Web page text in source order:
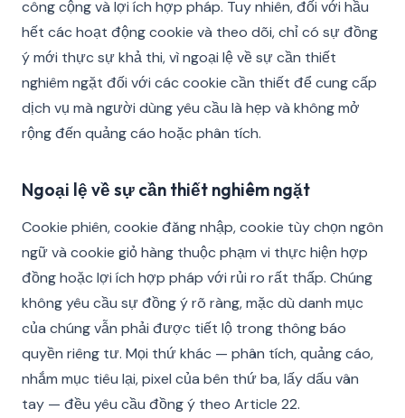
công cộng và lợi ích hợp pháp. Tuy nhiên, đối với hầu
hết các hoạt động cookie và theo dõi, chỉ có sự đồng
ý mới thực sự khả thi, vì ngoại lệ về sự cần thiết
nghiêm ngặt đối với các cookie cần thiết để cung cấp
dịch vụ mà người dùng yêu cầu là hẹp và không mở
rộng đến quảng cáo hoặc phân tích.
Ngoại lệ về sự cần thiết nghiêm ngặt
Cookie phiên, cookie đăng nhập, cookie tùy chọn ngôn
ngữ và cookie giỏ hàng thuộc phạm vi thực hiện hợp
đồng hoặc lợi ích hợp pháp với rủi ro rất thấp. Chúng
không yêu cầu sự đồng ý rõ ràng, mặc dù danh mục
của chúng vẫn phải được tiết lộ trong thông báo
quyền riêng tư. Mọi thứ khác — phân tích, quảng cáo,
nhắm mục tiêu lại, pixel của bên thứ ba, lấy dấu vân
tay — đều yêu cầu đồng ý theo Article 22.